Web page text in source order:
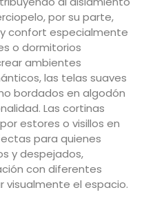
por su parte,
confort especialmente
o dormitorios
ambientes
las telas suaves
bordados en algodón
Las cortinas
estores o visillos en
para quienes
y despejados,
con diferentes
visualmente el espacio.